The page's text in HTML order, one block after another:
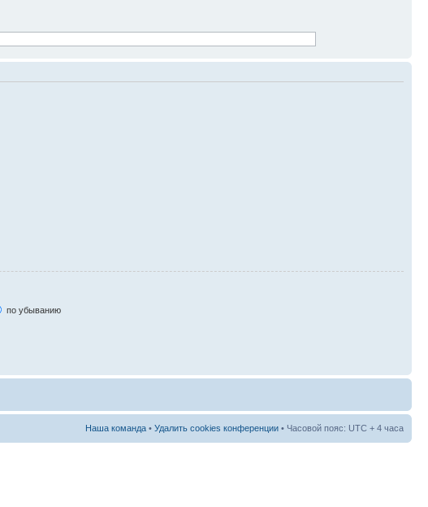
по убыванию
Наша команда • Удалить cookies конференции • Часовой пояс: UTC + 4 часа